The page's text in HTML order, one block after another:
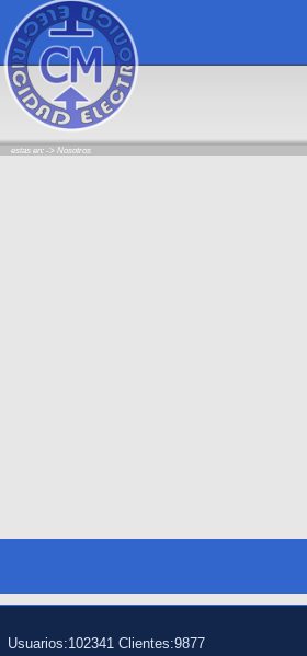
estas en: -> Nosotros
Usuarios:102341 Clientes:9877